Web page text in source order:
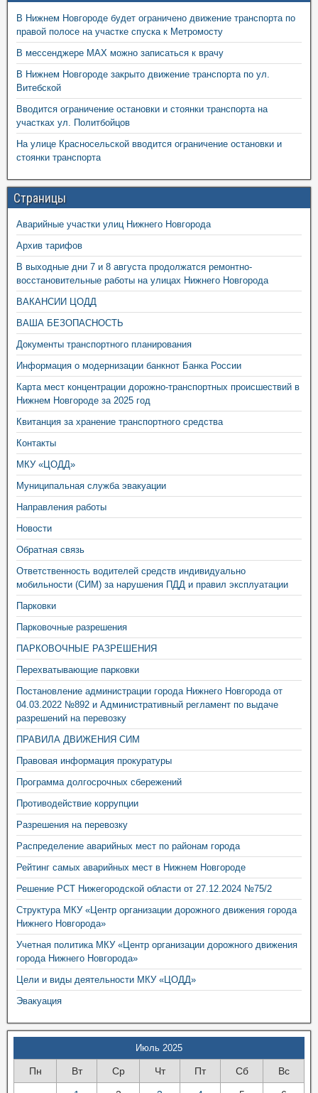
В Нижнем Новгороде будет ограничено движение транспорта по
правой полосе на участке спуска к Метромосту
В мессенджере MAX можно записаться к врачу
В Нижнем Новгороде закрыто движение транспорта по ул.
Витебской
Вводится ограничение остановки и стоянки транспорта на
участках ул. Политбойцов
На улице Красносельской вводится ограничение остановки и
стоянки транспорта
Страницы
Аварийные участки улиц Нижнего Новгорода
Архив тарифов
В выходные дни 7 и 8 августа продолжатся ремонтно-
восстановительные работы на улицах Нижнего Новгорода
ВАКАНСИИ ЦОДД
ВАША БЕЗОПАСНОСТЬ
Документы транспортного планирования
Информация о модернизации банкнот Банка России
Карта мест концентрации дорожно-транспортных происшествий в
Нижнем Новгороде за 2025 год
Квитанция за хранение транспортного средства
Контакты
МКУ «ЦОДД»
Муниципальная служба эвакуации
Направления работы
Новости
Обратная связь
Ответственность водителей средств индивидуально
мобильности (СИМ) за нарушения ПДД и правил эксплуатации
Парковки
Парковочные разрешения
ПАРКОВОЧНЫЕ РАЗРЕШЕНИЯ
Перехватывающие парковки
Постановление администрации города Нижнего Новгорода от
04.03.2022 №892 и Административный регламент по выдаче
разрешений на перевозку
ПРАВИЛА ДВИЖЕНИЯ СИМ
Правовая информация прокуратуры
Программа долгосрочных сбережений
Противодействие коррупции
Разрешения на перевозку
Распределение аварийных мест по районам города
Рейтинг самых аварийных мест в Нижнем Новгороде
Решение РСТ Нижегородской области от 27.12.2024 №75/2
Структура МКУ «Центр организации дорожного движения города
Нижнего Новгорода»
Учетная политика МКУ «Центр организации дорожного движения
города Нижнего Новгорода»
Цели и виды деятельности МКУ «ЦОДД»
Эвакуация
Июль 2025
Пн Вт Ср Чт Пт Сб Вс